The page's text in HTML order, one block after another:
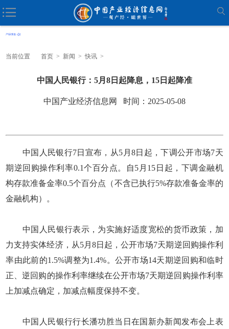
当前位置 首页 > 新闻 > 快讯 >
中国人民银行：5月8日起降息，15日起降准
中国产业经济信息网 时间：2025-05-08
中国人民银行7日宣布，从5月8日起，下调公开市场7天
期逆回购操作利率0.1个百分点。自5月15日起，下调金融机
构存款准备金率0.5个百分点（不含已执行5%存款准备金率的
金融机构）。
中国人民银行表示，为实施好适度宽松的货币政策，加
力支持实体经济，从5月8日起，公开市场7天期逆回购操作利
率由此前的1.5%调整为1.4%。公开市场14天期逆回购和临时
正、逆回购的操作利率继续在公开市场7天期逆回购操作利率
上加减点确定，加减点幅度保持不变。
中国人民银行行长潘功胜当日在国新办新闻发布会上表